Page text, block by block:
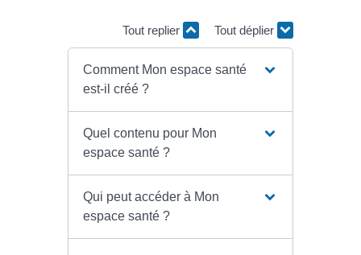
Tout replier Tout déplier
Comment Mon espace santé
est-il créé ?
Quel contenu pour Mon
espace santé ?
Qui peut accéder à Mon
espace santé ?